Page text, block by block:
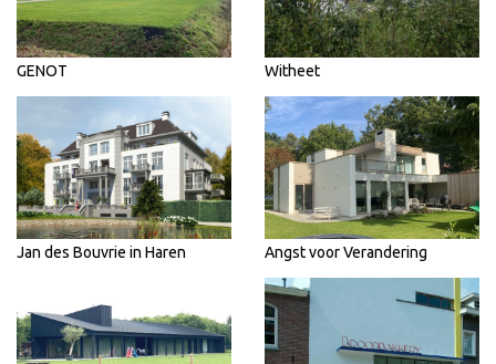
GENOT Witheet
Jan des Bouvrie in Haren Angst voor Verandering